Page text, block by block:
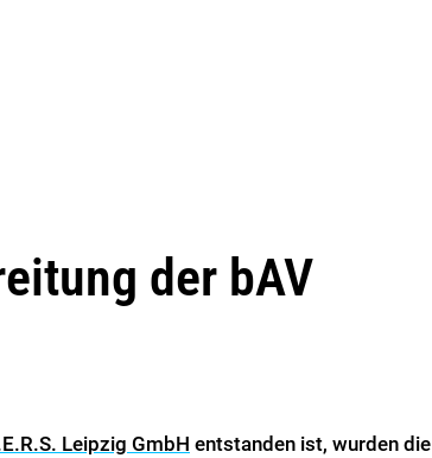
der bAV
Leipzig GmbH entstanden ist, wurden die